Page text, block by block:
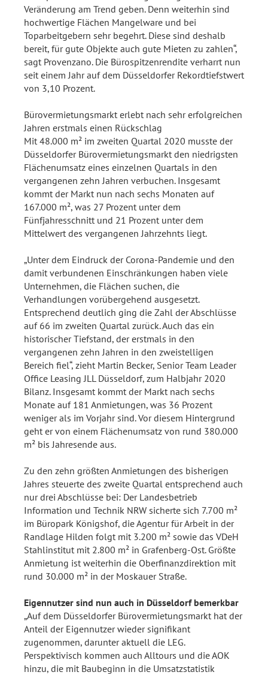
Veränderung am Trend geben. Denn weiterhin sind
hochwertige Flächen Mangelware und bei
Toparbeitgebern sehr begehrt. Diese sind deshalb
bereit, für gute Objekte auch gute Mieten zu zahlen“,
sagt Provenzano. Die Bürospitzenrendite verharrt nun
seit einem Jahr auf dem Düsseldorfer Rekordtiefstwert
von 3,10 Prozent.
Bürovermietungsmarkt erlebt nach sehr erfolgreichen
Jahren erstmals einen Rückschlag
Mit 48.000 m² im zweiten Quartal 2020 musste der
Düsseldorfer Bürovermietungsmarkt den niedrigsten
Flächenumsatz eines einzelnen Quartals in den
vergangenen zehn Jahren verbuchen. Insgesamt
kommt der Markt nun nach sechs Monaten auf
167.000 m², was 27 Prozent unter dem
Fünfjahresschnitt und 21 Prozent unter dem
Mittelwert des vergangenen Jahrzehnts liegt.
„Unter dem Eindruck der Corona-Pandemie und den
damit verbundenen Einschränkungen haben viele
Unternehmen, die Flächen suchen, die
Verhandlungen vorübergehend ausgesetzt.
Entsprechend deutlich ging die Zahl der Abschlüsse
auf 66 im zweiten Quartal zurück. Auch das ein
historischer Tiefstand, der erstmals in den
vergangenen zehn Jahren in den zweistelligen
Bereich fiel“, zieht Martin Becker, Senior Team Leader
Office Leasing JLL Düsseldorf, zum Halbjahr 2020
Bilanz. Insgesamt kommt der Markt nach sechs
Monate auf 181 Anmietungen, was 36 Prozent
weniger als im Vorjahr sind. Vor diesem Hintergrund
geht er von einem Flächenumsatz von rund 380.000
m² bis Jahresende aus.
Zu den zehn größten Anmietungen des bisherigen
Jahres steuerte des zweite Quartal entsprechend auch
nur drei Abschlüsse bei: Der Landesbetrieb
Information und Technik NRW sicherte sich 7.700 m²
im Büropark Königshof, die Agentur für Arbeit in der
Randlage Hilden folgt mit 3.200 m² sowie das VDeH
Stahlinstitut mit 2.800 m² in Grafenberg-Ost. Größte
Anmietung ist weiterhin die Oberfinanzdirektion mit
rund 30.000 m² in der Moskauer Straße.
Eigennutzer sind nun auch in Düsseldorf bemerkbar
„Auf dem Düsseldorfer Bürovermietungsmarkt hat der
Anteil der Eigennutzer wieder signifikant
zugenommen, darunter aktuell die LEG.
Perspektivisch kommen auch Alltours und die AOK
hinzu, die mit Baubeginn in die Umsatzstatistik